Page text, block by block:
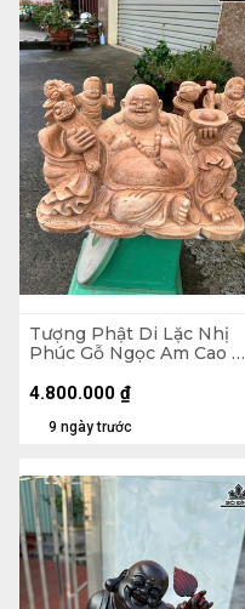
Tượng Phật Di Lặc Nhị
Phúc Gỗ Ngọc Am Cao 30
9 ngày trước
4.800.000 ₫